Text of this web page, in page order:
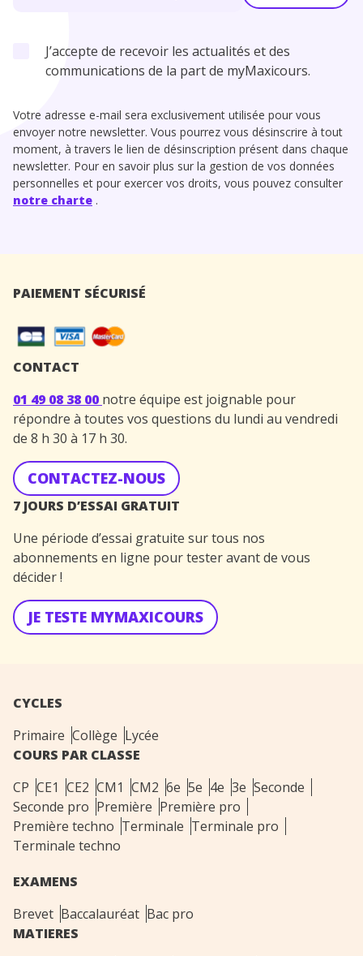
J’accepte de recevoir les actualités et des
communications de la part de myMaxicours.
Votre adresse e-mail sera exclusivement utilisée pour vous
envoyer notre newsletter. Vous pourrez vous désinscrire à tout
moment, à travers le lien de désinscription présent dans chaque
newsletter. Pour en savoir plus sur la gestion de vos données
personnelles et pour exercer vos droits, vous pouvez consulter
notre charte .
PAIEMENT SÉCURISÉ
CONTACT
01 49 08 38 00 notre équipe est joignable pour
répondre à toutes vos questions du lundi au vendredi
de 8 h 30 à 17 h 30.
CONTACTEZ-NOUS
7 JOURS D’ESSAI GRATUIT
Une période d’essai gratuite sur tous nos
abonnements en ligne pour tester avant de vous
décider !
JE TESTE MYMAXICOURS
CYCLES
Primaire Collège Lycée
COURS PAR CLASSE
CP CE1 CE2 CM1 CM2 6e 5e 4e 3e Seconde
Seconde pro Première Première pro
Première techno Terminale Terminale pro
Terminale techno
EXAMENS
Brevet Baccalauréat Bac pro
MATIERES